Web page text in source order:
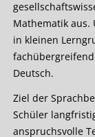
Mathematik aus.
in kleinen
Deutsch.
Ziel der
Schüler
anspruchsvolle